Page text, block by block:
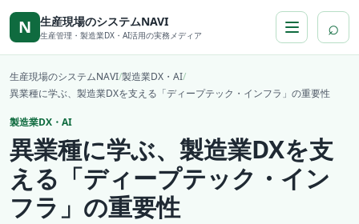
本文へ移動
N 生産現場のシステムNAVI
生産管理・製造業DX・AI活用の実務メディア ⌕
生産現場のシステムNAVI/製造業DX・AI/
異業種に学ぶ、製造業DXを支える「ディープテック・インフラ」の重要性
製造業DX・AI
異業種に学ぶ、製造業DXを支
える「ディープテック・イン
フラ」の重要性